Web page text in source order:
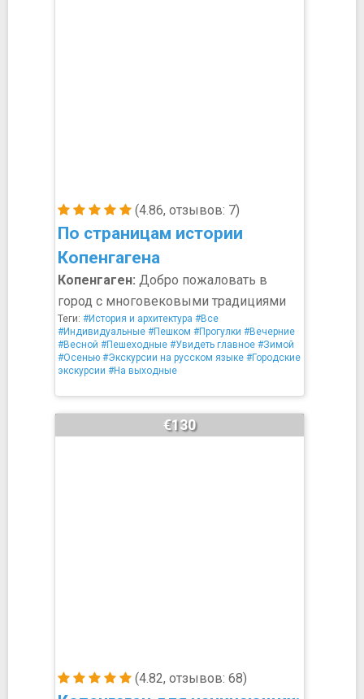
(4.86, отзывов: 7)
По страницам истории
Копенгагена
Копенгаген: Добро пожаловать в
город с многовековыми традициями
Теги: #История и архитектура #Все
#Индивидуальные #Пешком #Прогулки #Вечерние
#Весной #Пешеходные #Увидеть главное #Зимой
#Осенью #Экскурсии на русском языке #Городские
экскурсии #На выходные
(4.82, отзывов: 68)
€130